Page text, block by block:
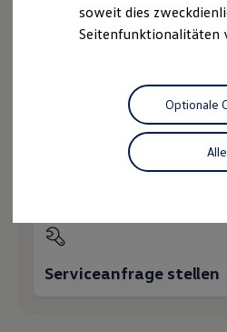
Driving Experience
Volkswagen entdecken
Lifestyle Shop
T-Roc Kollektion
Golf Kollektion
ID. Kollektion
Volkswagen
R-Kollektion
Besitzer und Service
myVolkswagen
Software Updates
Servicetermin buchen
Serviceanfrage stellen
soweit dies
Seitenfunktionalitäten
Optionale